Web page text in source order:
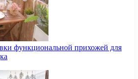
функциональной прихожей для